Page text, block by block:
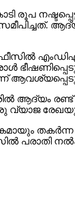
രൂപ
ആദ്യ
ആദ്യം
വ്യാജ രേഖയും
പരാതി